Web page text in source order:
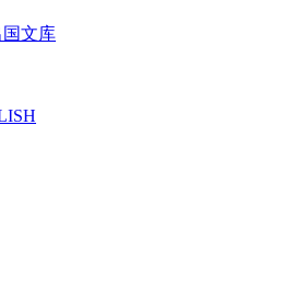
国文库